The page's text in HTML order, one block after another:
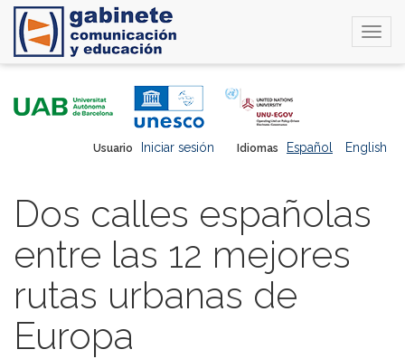
Idiomas Español English
Usuario Iniciar sesión
Dos calles españolas
entre las 12 mejores
rutas urbanas de
Europa